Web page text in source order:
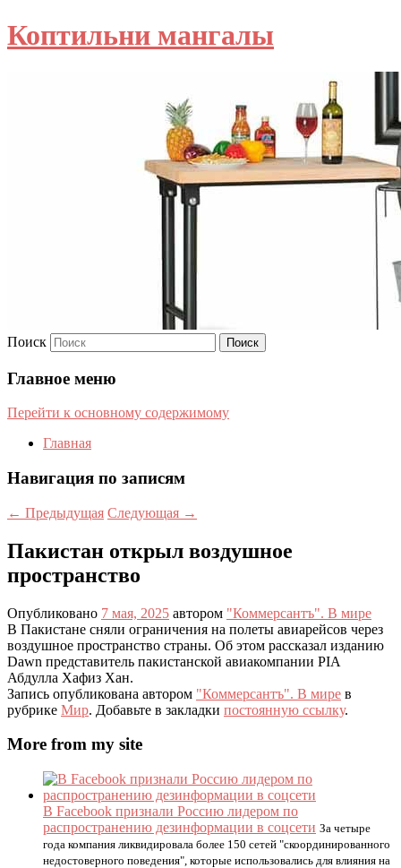
Коптильни мангалы
Поиск
Главное меню
Перейти к основному содержимому
Главная
Навигация по записям
← Предыдущая Следующая →
Пакистан открыл воздушное
пространство
Опубликовано 7 мая, 2025 автором "Коммерсантъ". В мире
В Пакистане сняли ограничения на полеты авиарейсов через
воздушное пространство страны. Об этом рассказал изданию
Dawn представитель пакистанской авиакомпании PIA
Абдулла Хафиз Хан.
Запись опубликована автором "Коммерсантъ". В мире в
рубрике Мир. Добавьте в закладки постоянную ссылку.
More from my site
В Facebook признали Россию лидером по
распространению дезинформации в соцсети За четыре
года компания ликвидировала более 150 сетей "скоординированного
недостоверного поведения", которые использовались для влияния на